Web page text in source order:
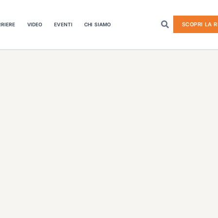
VIDEO EVENTI CHI SIAMO SCOPRI LA